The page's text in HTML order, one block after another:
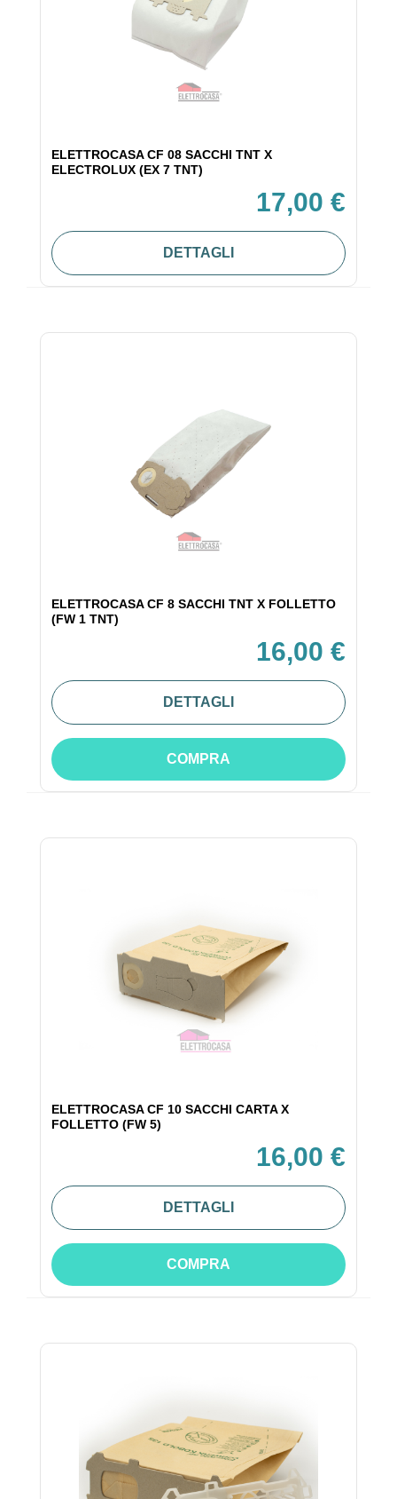
ELETTROCASA CF 08 SACCHI TNT X
ELECTROLUX (EX 7 TNT)
17,00 €
DETTAGLI
ELETTROCASA CF 8 SACCHI TNT X FOLLETTO
(FW 1 TNT)
16,00 €
DETTAGLI
COMPRA
ELETTROCASA CF 10 SACCHI CARTA X
FOLLETTO (FW 5)
16,00 €
DETTAGLI
COMPRA